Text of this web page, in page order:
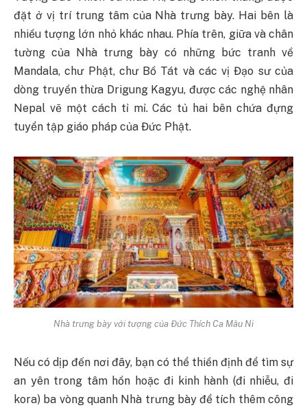
đặt ở vị trí trung tâm của Nhà trưng bày. Hai bên là
nhiều tượng lớn nhỏ khác nhau. Phía trên, giữa và chân
tường của Nhà trưng bày có những bức tranh về
Mandala, chư Phật, chư Bồ Tát và các vị Đạo sư của
dòng truyền thừa Drigung Kagyu, được các nghệ nhân
Nepal vẽ một cách tỉ mỉ. Các tủ hai bên chứa đựng
tuyển tập giáo pháp của Đức Phật.
Nhà trưng bày với tượng của Đức Thích Ca Mâu Ni
Nếu có dịp đến nơi đây, bạn có thể thiền định để tìm sự
an yên trong tâm hồn hoặc đi kinh hành (đi nhiễu, đi
kora) ba vòng quanh Nhà trưng bày để tích thêm công